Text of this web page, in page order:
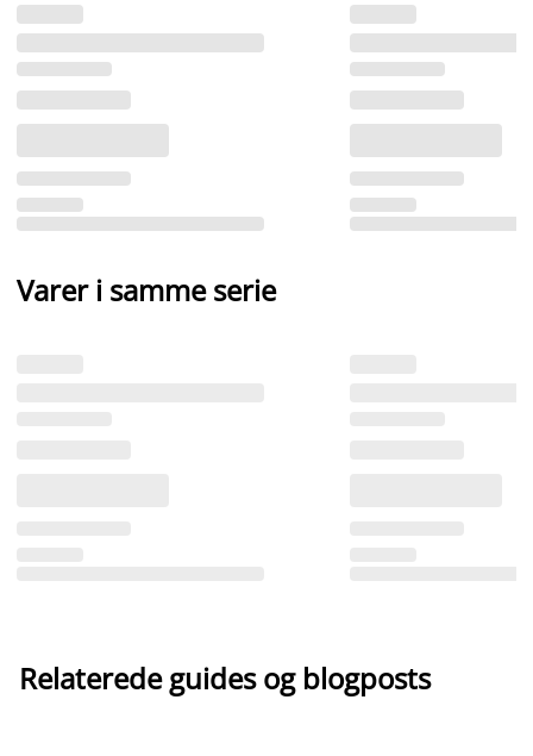
Varer i samme serie
Relaterede guides og blogposts